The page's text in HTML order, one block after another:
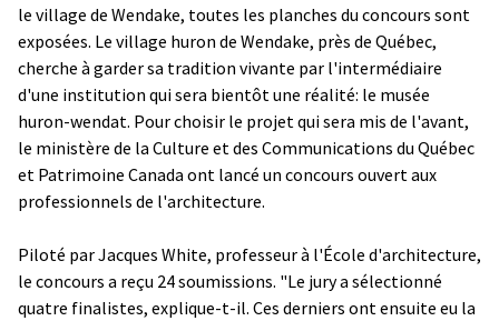
le village de Wendake, toutes les planches du concours sont
exposées. Le village huron de Wendake, près de Québec,
cherche à garder sa tradition vivante par l'intermédiaire
d'une institution qui sera bientôt une réalité: le musée
huron-wendat. Pour choisir le projet qui sera mis de l'avant,
le ministère de la Culture et des Communications du Québec
et Patrimoine Canada ont lancé un concours ouvert aux
professionnels de l'architecture.
Piloté par Jacques White, professeur à l'École d'architecture,
le concours a reçu 24 soumissions. "Le jury a sélectionné
quatre finalistes, explique-t-il. Ces derniers ont ensuite eu la